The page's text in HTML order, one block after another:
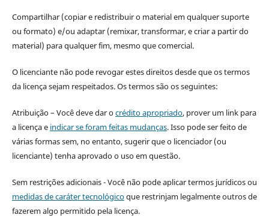
Compartilhar (copiar e redistribuir o material em qualquer suporte
ou formato) e/ou adaptar (remixar, transformar, e criar a partir do
material) para qualquer fim, mesmo que comercial.
O licenciante não pode revogar estes direitos desde que os termos
da licença sejam respeitados. Os termos são os seguintes:
Atribuição – Você deve dar ocrédito apropriado, prover um link para
a licença e indicar se foram feitas mudanças. Isso pode ser feito de
várias formas sem, no entanto, sugerir que o licenciador (ou
licenciante) tenha aprovado o uso em questão.
Sem restrições adicionais - Você não pode aplicar termos jurídicos ou
medidas de caráter tecnológicoque restrinjam legalmente outros de
fazerem algo permitido pela licença.